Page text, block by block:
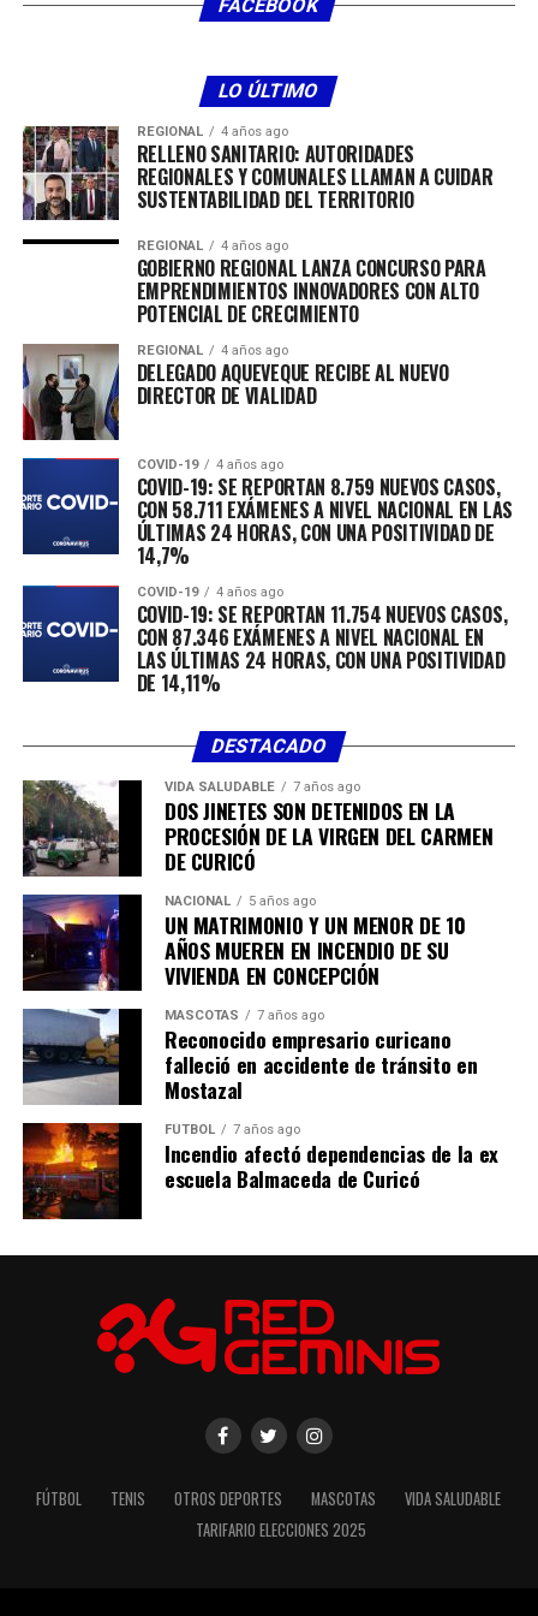
categorías de infantiles y juveniles y en cierta
decayendo en estas categorías para los
campeonatos nacionales y provinciales que tenemos
en nuestro país. En vista de eso, el grupo que
conforma la Asociación de ciclismo de Curicó tomó
la determinación de poder fomentar el ciclismo en
estas categorías y dimos origen a la creación de
escuelas de ciclismo para encantar nuevamente a
los niños de nuestra región”.
Señalar, que a través de estas Escuelas, durante el
segundo semestre se implementó un ranking de
distintas categorías y distintas fechas para finalizarlo en
el mes de octubre. Hasta el momento, han realizado
cuatro fechas con la asistencia de competidores de otras
ciudades y regiones.
Daniela Guajardo, ciclista seleccionada nacional y
Colaboradora de la Asociación de Ciclismo Curicó, acotó
que“primero agradecer por la instancia que generó
la Gobernadora y lo que vinimos a hacer es
básicamente ver la forma de conseguir
implementación para las escuelas formativas que se
están llevando a cabo en Curicó. Actualmente
que estos niños, que son los futuros ciclistas de
Chile puedan tener bicicletas de pista para que se
puedan iniciar en su periodo competitivo”.
La idea de la Asociación es obtener financiamiento para
poder financiar compras y adquisición de bicicletas,
cascos y guantes, entre otros accesorios para apoyar a
los jóvenes deportistas y además, poder fomentar
algunas competencias que les permitan seguir
practicando la disciplina.
FACEBOOK
LO ÚLTIMO
REGIONAL 4 años ago
RELLENO SANITARIO: AUTORIDADES
REGIONALES Y COMUNALES LLAMAN A CUIDAR
SUSTENTABILIDAD DEL TERRITORIO
REGIONAL 4 años ago
GOBIERNO REGIONAL LANZA CONCURSO PARA
EMPRENDIMIENTOS INNOVADORES CON ALTO
POTENCIAL DE CRECIMIENTO
REGIONAL 4 años ago
DELEGADO AQUEVEQUE RECIBE AL NUEVO
DIRECTOR DE VIALIDAD
COVID-19 4 años ago
COVID-19: SE REPORTAN 8.759 NUEVOS CASOS,
CON 58.711 EXÁMENES A NIVEL NACIONAL EN LAS
ÚLTIMAS 24 HORAS, CON UNA POSITIVIDAD DE
14,7%
COVID-19 4 años ago
COVID-19: SE REPORTAN 11.754 NUEVOS CASOS,
CON 87.346 EXÁMENES A NIVEL NACIONAL EN
LAS ÚLTIMAS 24 HORAS, CON UNA POSITIVIDAD
DE 14,11%
DESTACADO
VIDA SALUDABLE 7 años ago
DOS JINETES SON DETENIDOS EN LA
PROCESIÓN DE LA VIRGEN DEL CARMEN
DE CURICÓ
NACIONAL 5 años ago
UN MATRIMONIO Y UN MENOR DE 10
AÑOS MUEREN EN INCENDIO DE SU
VIVIENDA EN CONCEPCIÓN
MASCOTAS 7 años ago
Reconocido empresario curicano
falleció en accidente de tránsito en
Mostazal
FÚTBOL 7 años ago
Incendio afectó dependencias de la ex
escuela Balmaceda de Curicó
FÚTBOL TENIS OTROS DEPORTES MASCOTAS
VIDA SALUDABLE
TARIFARIO ELECCIONES 2025